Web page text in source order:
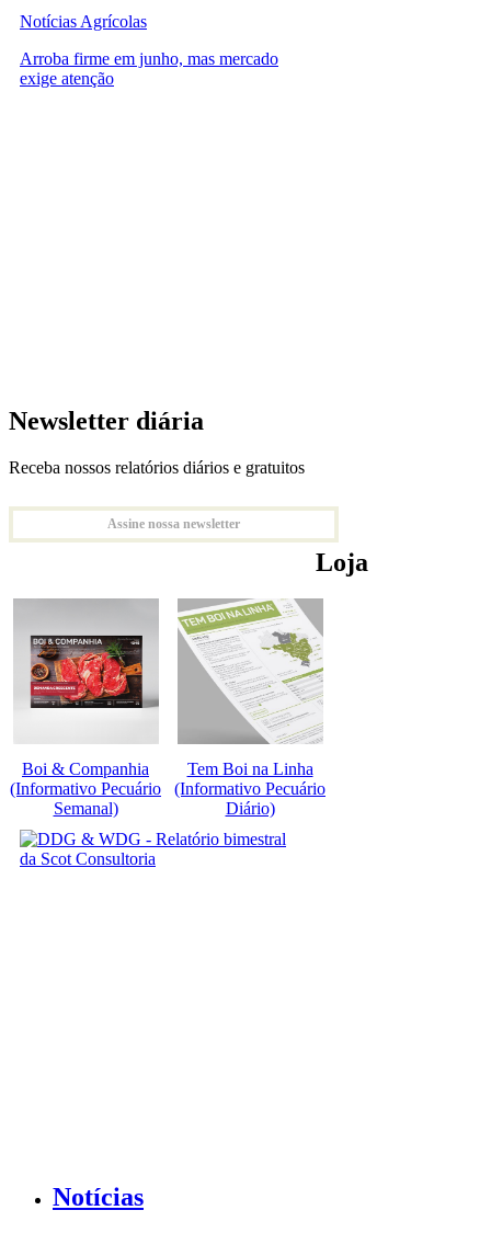
Notícias Agrícolas
Arroba firme em junho, mas mercado
exige atenção
Newsletter diária
Receba nossos relatórios diários e gratuitos
Assine nossa newsletter
Loja
Boi & Companhia
(Informativo Pecuário
Semanal)
Tem Boi na Linha
(Informativo Pecuário
Diário)
Notícias